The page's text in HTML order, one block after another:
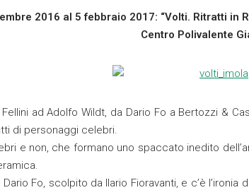
2016 al 5 febbraio 2017: “Volti. Ritratti in
Centro Polivalente
ad Adolfo Wildt, da Dario Fo a Bertozzi &
di personaggi celebri.
e non, che formano uno spaccato inedito
Dario Fo, scolpito da Ilario Fioravanti, e c’è